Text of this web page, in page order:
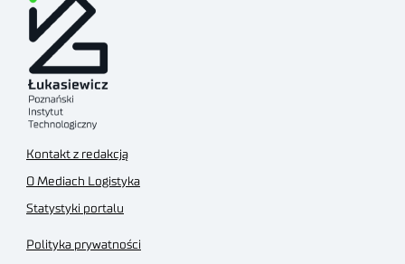
Kontakt z redakcją
O Mediach Logistyka
Statystyki portalu
Polityka prywatności